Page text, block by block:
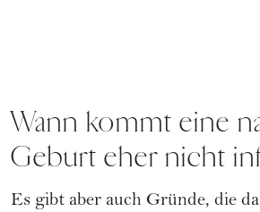
Wann kommt eine
Geburt eher nicht
Es gibt aber auch Gründe, die